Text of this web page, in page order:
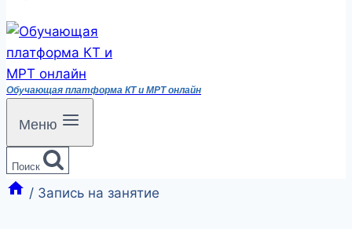
Обучающая платформа КТ и МРТ онлайн
Меню
Поиск
/ Запись на занятие